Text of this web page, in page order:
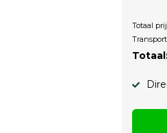
Totaal